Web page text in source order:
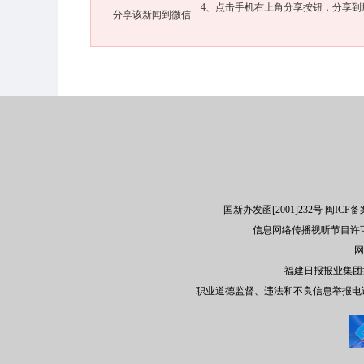
分享该新闻到微信
4、点击手机右上角分享按钮，分享